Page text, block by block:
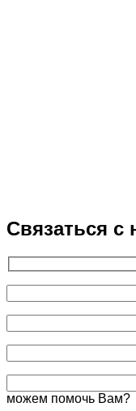
Связаться с
можем помочь Вам?